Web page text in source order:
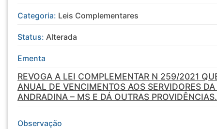
Categoria: Leis Complementares
Status: Alterada
Ementa
REVOGA A LEI COMPLEMENTAR N 259/2021
ANUAL DE VENCIMENTOS AOS SERVIDORES
ANDRADINA – MS E DÁ OUTRAS PROVIDÊNCIAS.
Observação